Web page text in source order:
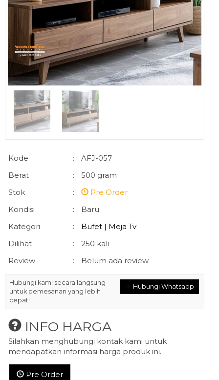
Kode :
AFJ-057
Berat
:
500 gram
Stok
:
Pre Order
Kondisi
:
Baru
Kategori
:
Bufet | Meja Tv
Dilihat
:
250 kali
Review
: Belum ada review
Hubungi Whatsapp
Hubungi kami secara langsung
untuk pemesanan yang lebih
cepat!
INFO HARGA
Silahkan menghubungi kontak kami untuk
mendapatkan informasi harga produk ini.
Pre Order